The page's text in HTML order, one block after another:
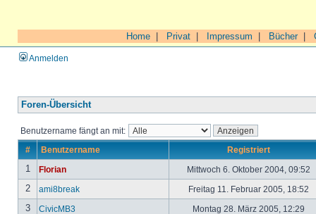
Home Privat Impressum Bücher|
Anmelden
Foren-Übersicht
Benutzername fängt an mit:
# Benutzername Registriert
1 Florian Mittwoch 6. Oktober 2004, 09:52
2 ami8break Freitag 11. Februar 2005, 18:52
3 CivicMB3 Montag 28. März 2005, 12:29